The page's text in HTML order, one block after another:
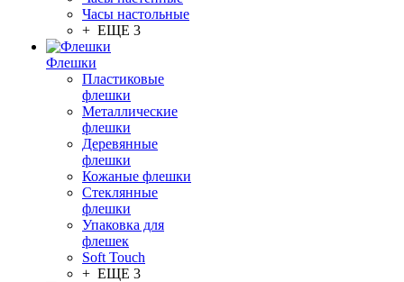
Часы настольные
+ ЕЩЕ 3
Флешки
Пластиковые
флешки
Металлические
флешки
Деревянные
флешки
Кожаные флешки
Стеклянные
флешки
Упаковка для
флешек
Soft Touch
+ ЕЩЕ 3